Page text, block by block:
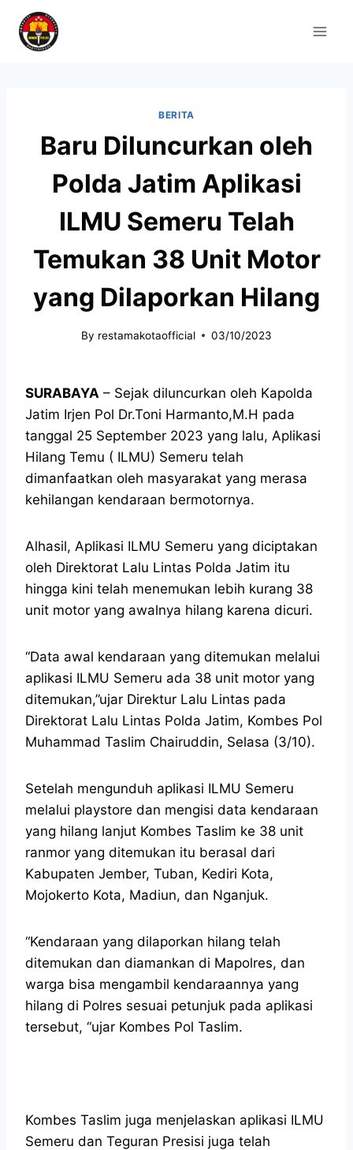
BERITA
Baru Diluncurkan oleh
Polda Jatim Aplikasi
ILMU Semeru Telah
Temukan 38 Unit Motor
yang Dilaporkan Hilang
By restamakotaofficial 03/10/2023
SURABAYA – Sejak diluncurkan oleh Kapolda
Jatim Irjen Pol Dr.Toni Harmanto,M.H pada
tanggal 25 September 2023 yang lalu, Aplikasi
Hilang Temu ( ILMU) Semeru telah
dimanfaatkan oleh masyarakat yang merasa
kehilangan kendaraan bermotornya.
Alhasil, Aplikasi ILMU Semeru yang diciptakan
oleh Direktorat Lalu Lintas Polda Jatim itu
hingga kini telah menemukan lebih kurang 38
unit motor yang awalnya hilang karena dicuri.
“Data awal kendaraan yang ditemukan melalui
aplikasi ILMU Semeru ada 38 unit motor yang
ditemukan,”ujar Direktur Lalu Lintas pada
Direktorat Lalu Lintas Polda Jatim, Kombes Pol
Muhammad Taslim Chairuddin, Selasa (3/10).
Setelah mengunduh aplikasi ILMU Semeru
melalui playstore dan mengisi data kendaraan
yang hilang lanjut Kombes Taslim ke 38 unit
ranmor yang ditemukan itu berasal dari
Kabupaten Jember, Tuban, Kediri Kota,
Mojokerto Kota, Madiun, dan Nganjuk.
“Kendaraan yang dilaporkan hilang telah
ditemukan dan diamankan di Mapolres, dan
warga bisa mengambil kendaraannya yang
hilang di Polres sesuai petunjuk pada aplikasi
tersebut, “ujar Kombes Pol Taslim.
Kombes Taslim juga menjelaskan aplikasi ILMU
Semeru dan Teguran Presisi juga telah